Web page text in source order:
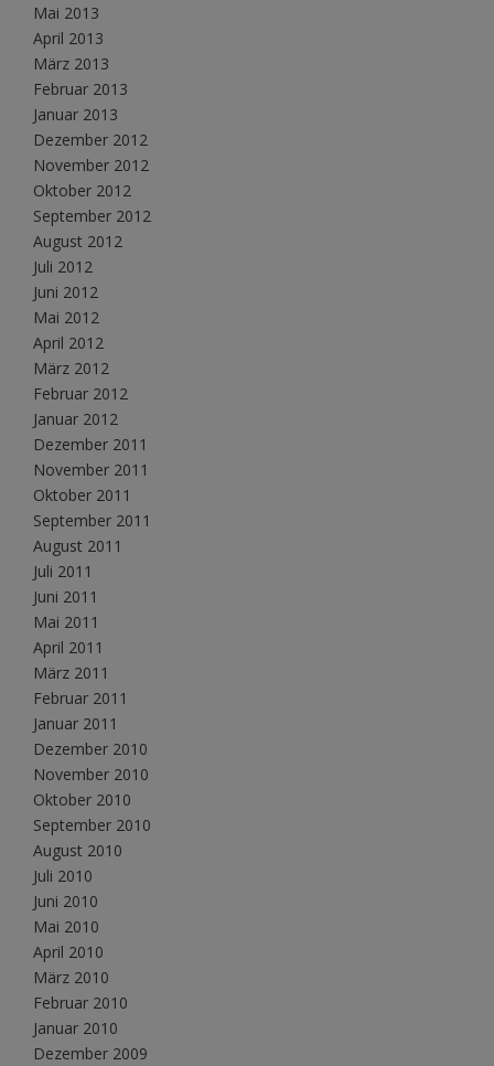
Mai 2013
April 2013
März 2013
Februar 2013
Januar 2013
Dezember 2012
November 2012
Oktober 2012
September 2012
August 2012
Juli 2012
Juni 2012
Mai 2012
April 2012
März 2012
Februar 2012
Januar 2012
Dezember 2011
November 2011
Oktober 2011
September 2011
August 2011
Juli 2011
Juni 2011
Mai 2011
April 2011
März 2011
Februar 2011
Januar 2011
Dezember 2010
November 2010
Oktober 2010
September 2010
August 2010
Juli 2010
Juni 2010
Mai 2010
April 2010
März 2010
Februar 2010
Januar 2010
Dezember 2009